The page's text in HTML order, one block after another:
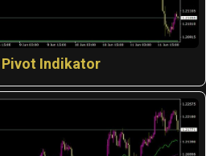
Pivot Indikator